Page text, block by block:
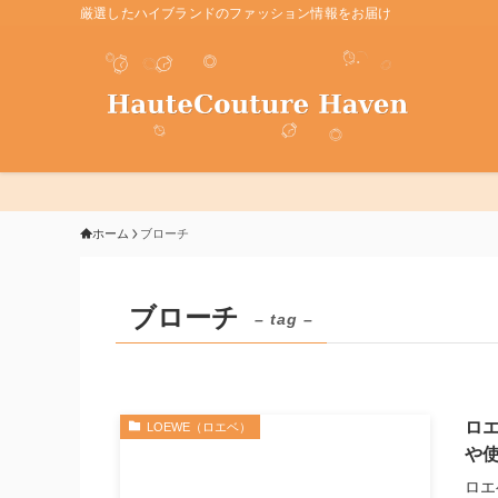
厳選したハイブランドのファッション情報をお届け
ホーム ブローチ
ブローチ – tag –
LOEWE（ロエベ）
ロ
や
ロ